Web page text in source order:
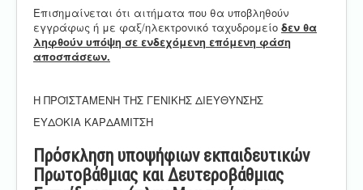
Επισημαίνεται ότι αιτήματα που θα υποβληθούν
εγγράφως ή με φαξ/ηλεκτρονικό ταχυδρομείο δεν θα
ληφθούν υπόψη σε ενδεχόμενη επόμενη φάση
αποσπάσεων.
Η ΠΡΟΪΣΤΑΜΕΝΗ ΤΗΣ ΓΕΝΙΚΗΣ ΔΙΕΥΘΥΝΣΗΣ
ΕΥΔΟΚΙΑ ΚΑΡΔΑΜΙΤΣΗ
Πρόσκληση υποψήφιων εκπαιδευτικών
Πρωτοβάθμιας και Δευτεροβάθμιας